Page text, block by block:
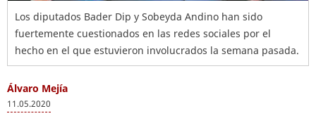
Los diputados Bader Dip y Sobeyda Andino han sido
fuertemente cuestionados en las redes sociales por el
hecho en el que estuvieron involucrados la semana pasada.
Álvaro Mejía
11.05.2020